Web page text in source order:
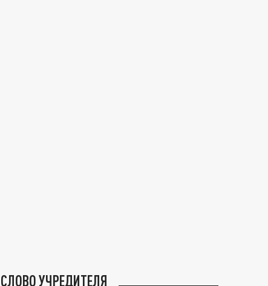
СЛОВО УЧРЕДИТЕЛЯ